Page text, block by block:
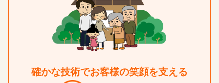
確かな技術でお客様の笑顔を支える